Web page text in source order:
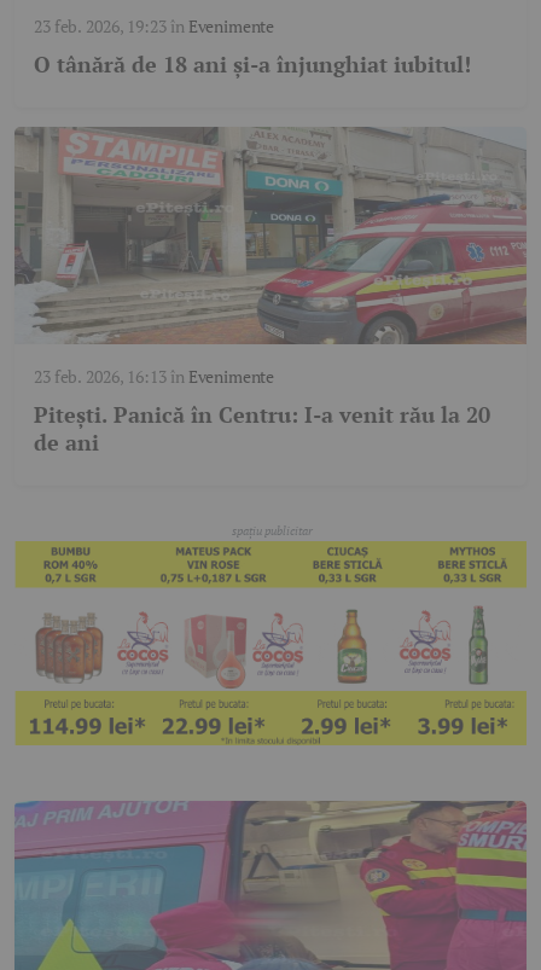
23 feb. 2026, 19:23în Evenimente
O tânără de 18 ani și-a înjunghiat iubitul!
23 feb. 2026, 16:13în Evenimente
Pitești. Panică în Centru: I-a venit rău la 20
de ani